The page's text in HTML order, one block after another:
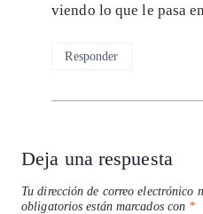
viendo lo que le pasa
Responder
Deja una respuesta
Tu dirección de correo electrónico
obligatorios están marcados con *